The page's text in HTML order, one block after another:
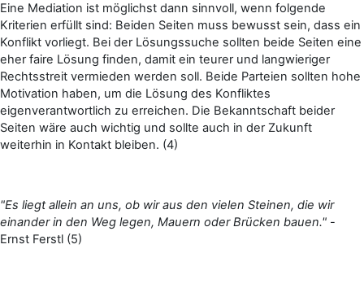
Eine Mediation ist möglichst dann sinnvoll, wenn folgende
Kriterien erfüllt sind: Beiden Seiten muss bewusst sein, dass ein
Konflikt vorliegt. Bei der Lösungssuche sollten beide Seiten eine
eher faire Lösung finden, damit ein teurer und langwieriger
Rechtsstreit vermieden werden soll. Beide Parteien sollten hohe
Motivation haben, um die Lösung des Konfliktes
eigenverantwortlich zu erreichen. Die Bekanntschaft beider
Seiten wäre auch wichtig und sollte auch in der Zukunft
weiterhin in Kontakt bleiben. (4)
"Es liegt allein an uns, ob wir aus den vielen Steinen, die wir
einander in den Weg legen, Mauern oder Brücken bauen." -
Ernst Ferstl (5)